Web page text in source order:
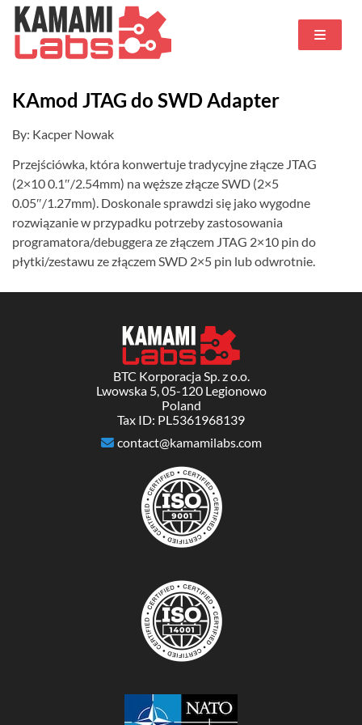
KAmod JTAG do SWD Adapter
By: Kacper Nowak
Przejściówka, która konwertuje tradycyjne złącze JTAG
(2×10 0.1″/2.54mm) na węższe złącze SWD (2×5
0.05″/1.27mm). Doskonale sprawdzi się jako wygodne
rozwiązanie w przypadku potrzeby zastosowania
programatora/debuggera ze złączem JTAG 2×10 pin do
płytki/zestawu ze złączem SWD 2×5 pin lub odwrotnie.
BTC Korporacja Sp. z o.o.
Lwowska 5, 05-120 Legionowo
Poland
Tax ID: PL5361968139
contact@kamamilabs.com